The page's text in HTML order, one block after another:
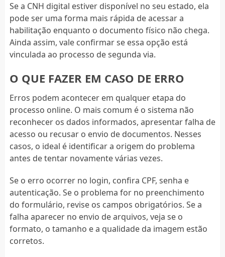
Se a CNH digital estiver disponível no seu estado, ela
pode ser uma forma mais rápida de acessar a
habilitação enquanto o documento físico não chega.
Ainda assim, vale confirmar se essa opção está
vinculada ao processo de segunda via.
O QUE FAZER EM CASO DE ERRO
Erros podem acontecer em qualquer etapa do
processo online. O mais comum é o sistema não
reconhecer os dados informados, apresentar falha de
acesso ou recusar o envio de documentos. Nesses
casos, o ideal é identificar a origem do problema
antes de tentar novamente várias vezes.
Se o erro ocorrer no login, confira CPF, senha e
autenticação. Se o problema for no preenchimento
do formulário, revise os campos obrigatórios. Se a
falha aparecer no envio de arquivos, veja se o
formato, o tamanho e a qualidade da imagem estão
corretos.